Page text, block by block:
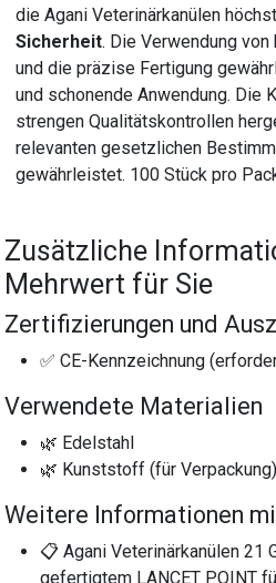
die Agani Veterinärkanülen
Sicherheit. Die Verwendung
und die präzise Fertigung
und schonende Anwendung. Die
strengen Qualitätskontrollen
relevanten gesetzlichen
gewährleistet. 100 Stück pro
Zusätzliche
Mehrwert für Sie
Zertifizierungen und
✅ CE-Kennzeichnung
Verwendete Materialien
🌿 Edelstahl
🌿 Kunststoff (für Verpackung)
Weitere Informationen
📋 Agani Veterinärkanülen 21
gefertigtem LANCET POINT